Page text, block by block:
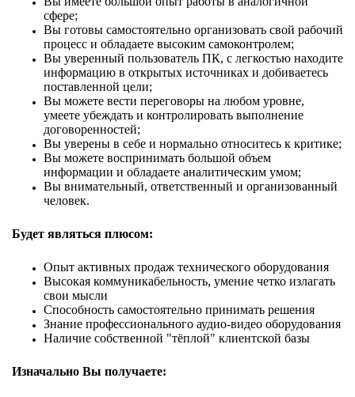
сфере;
Вы готовы самостоятельно организовать свой рабочий
процесс и обладаете высоким самоконтролем;
Вы уверенный пользователь ПК, с легкостью находите
информацию в открытых источниках и добиваетесь
поставленной цели;
Вы можете вести переговоры на любом уровне,
умеете убеждать и контролировать выполнение
договоренностей;
Вы уверены в себе и нормально относитесь к критике;
Вы можете воспринимать большой объем
информации и обладаете аналитическим умом;
Вы внимательный, ответственный и организованный
человек.
Будет являться плюсом:
Опыт активных продаж технического оборудования
Высокая коммуникабельность, умение четко излагать
свои мысли
Способность самостоятельно принимать решения
Знание профессионального аудио-видео оборудования
Наличие собственной "тёплой" клиентской базы
Изначально Вы получаете: